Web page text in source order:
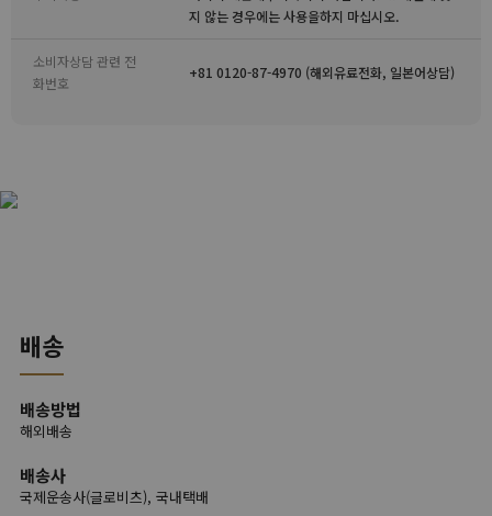
지 않는 경우에는 사용을하지 마십시오.
소비자상담 관련 전
화번호
+81 0120-87-4970 (해외유료전화, 일본어상담)
배송
배송방법
해외배송
배송사
국제운송사(글로비츠), 국내택배